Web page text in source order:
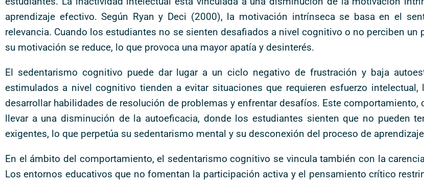
aprendizaje efectivo. Según Ryan y Deci (2000), la motivación intrínseca se basa en el
relevancia. Cuando los estudiantes no se sienten desafiados a nivel cognitivo o no perciben un
su motivación se reduce, lo que provoca una mayor apatía y desinterés.
El sedentarismo cognitivo puede dar lugar a un ciclo negativo de frustración y baja
estimulados a nivel cognitivo tienden a evitar situaciones que requieren esfuerzo
desarrollar habilidades de resolución de problemas y enfrentar desafíos. Este comportamiento,
llevar a una disminución de la autoeficacia, donde los estudiantes sienten que no pueden
exigentes, lo que perpetúa su sedentarismo mental y su desconexión del proceso de
En el ámbito del comportamiento, el sedentarismo cognitivo se vincula también con la
Los entornos educativos que no fomentan la participación activa y el pensamiento crítico